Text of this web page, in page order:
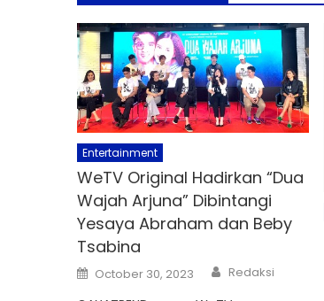
Entertainment
WeTV Original Hadirkan “Dua
Wajah Arjuna” Dibintangi
Yesaya Abraham dan Beby
Tsabina
Posted
on
October 30, 2023 Author
Redaksi